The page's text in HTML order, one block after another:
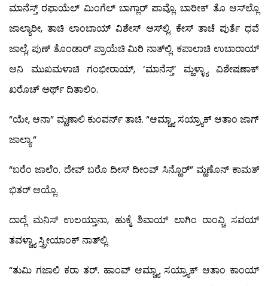
ಮಾನೆಸ್ತ್ ರಫಾಯೆಲ್ ಮಿಂಗೆಲ್ ಬಾಗ್ಲಾರ್ ಪಾವ್ಲೊ. ಬಾರೀಕ್ ತೊ ಆಸ್‍ಲ್ಲೊ
ಜಾಲ್ಯಾರೀ, ತಾಚಿ ಲಾಂಬಾಯ್ ವಿಶೇಸ್ ಆಸ್‍ಲ್ಲಿ. ಕೇಸ್ ತಾಚೆ ಪುರ್ತೆ ಧವೆ
ಜಾಲ್ಲೆ, ಪುಣ್ ತೊಂಡಾರ್ ಪ್ರಾಯೆಚಿ ಮಿರಿ ನಾತ್‍ಲ್ಲಿ. ಕಪಾಲಾಚಿ ಉಬಾರಾಯ್
ಆನಿ ಮುಖಮಳಾಚಿ ಗಂಭೀರಾಯ್, ‘ಮಾನೆಸ್ತ್’ ಮ್ಹಳ್ಳ್ಯಾ ವಿಶೇಷಣಾಕ್
ಖರೊಚ್ ಅರ್ಥ್ ದಿತಾಲಿಂ.
“ಯೇ, ಆನಾ” ಮ್ಹಣಾಲಿ ಕುಂವರ್ನ್ ತಾಚಿ. “ಆಮ್ಚ್ಯಾ ಸಯ್ರ್ಯಾಕ್ ಆತಾಂ ಜಾಗ್
ಜಾಲ್ಯಾ.”
“ಬರೆಂ ಜಾಲೆಂ. ದೇವ್ ಬರೊ ದೀಸ್ ದೀಂವ್ ಸಿನ್ಹೊರ್” ಮ್ಹಣೊನ್ ಕಾಮತ್
ಭಿತರ್ ಆಯ್ಲೊ.
ದಾದ್ಲೆ ಮನಿಸ್ ಉಲಯ್ತಾನಾ, ಹುಕ್ಮೆ ಶಿವಾಯ್ ಲಾಗಿಂ ರಾಂವ್ಚಿ ಸವಯ್
ತವಳ್ಚ್ಯಾ ಸ್ತ್ರೀಯಾಂಕ್ ನಾತ್‍ಲ್ಲಿ.
“ತುಮಿ ಗಜಾಲಿ ಕರಾ ತರ್. ಹಾಂವ್ ಆಮ್ಚ್ಯಾ ಸಯ್ರ್ಯಾಕ್ ಆತಾಂ ಕಾಂಯ್